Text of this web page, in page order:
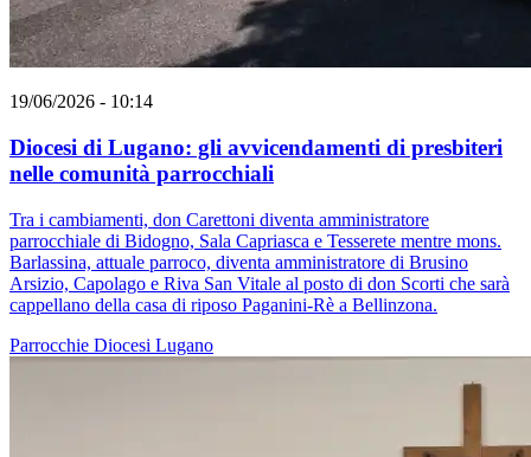
19/06/2026 - 10:14
Diocesi di Lugano: gli avvicendamenti di presbiteri
nelle comunità parrocchiali
Tra i cambiamenti, don Carettoni diventa amministratore
parrocchiale di Bidogno, Sala Capriasca e Tesserete mentre mons.
Barlassina, attuale parroco, diventa amministratore di Brusino
Arsizio, Capolago e Riva San Vitale al posto di don Scorti che sarà
cappellano della casa di riposo Paganini-Rè a Bellinzona.
Parrocchie Diocesi Lugano